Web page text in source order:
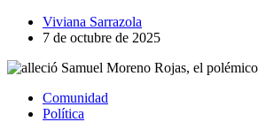
Viviana Sarrazola
7 de octubre de 2025
Comunidad
Política